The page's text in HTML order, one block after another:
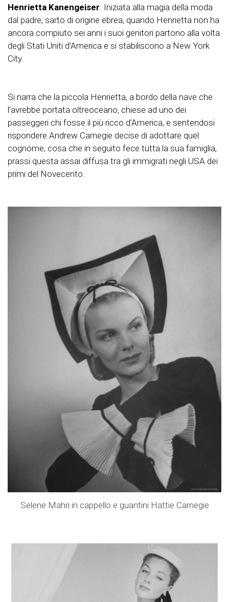
Henrietta Kanengeiser . Iniziata alla magia della moda
dal padre, sarto di origine ebrea, quando Henrietta non ha
ancora compiuto sei anni i suoi genitori partono alla volta
degli Stati Uniti d’America e si stabiliscono a New York
City.
Si narra che la piccola Henrietta, a bordo della nave che
l’avrebbe portata oltreoceano, chiese ad uno dei
passeggeri chi fosse il più ricco d’America, e sentendosi
rispondere Andrew Carnegie decise di adottare quel
cognome, cosa che in seguito fece tutta la sua famiglia,
prassi questa assai diffusa tra gli immigrati negli USA dei
primi del Novecento.
Selene Mahri in cappello e guantini Hattie Carnegie